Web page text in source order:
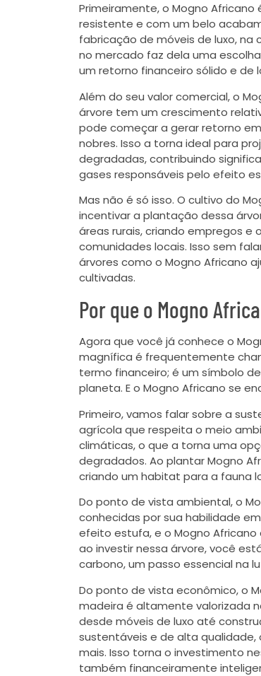
Primeiramente, o Mogno
resistente e com um belo
fabricação de móveis de luxo, na
no mercado faz dela uma
um retorno financeiro sólido e de
Além do seu valor comercial, o
árvore tem um crescimento
pode começar a gerar retorno
nobres. Isso a torna ideal para
degradadas, contribuindo
gases responsáveis pelo efeito
Mas não é só isso. O cultivo do
incentivar a plantação dessa
áreas rurais, criando empregos
comunidades locais. Isso sem
árvores como o Mogno Africano
cultivadas.
Por que o Mogno
Agora que você já conhece o
magnífica é frequentemente
termo financeiro; é um símbolo
planeta. E o Mogno Africano se
Primeiro, vamos falar sobre a
agrícola que respeita o meio
climáticas, o que a torna uma
degradados. Ao plantar Mogno
criando um habitat para a fauna
Do ponto de vista ambiental, o
conhecidas por sua habilidade
efeito estufa, e o Mogno
ao investir nessa árvore, você
carbono, um passo essencial na
Do ponto de vista econômico, o
madeira é altamente valorizada
desde móveis de luxo até
sustentáveis e de alta qualidade,
mais. Isso torna o investimento
também financeiramente